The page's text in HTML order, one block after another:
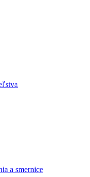
a smernice